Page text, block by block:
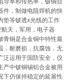
件，制做电阻焊机的快
垫等铍透x光线的工作
天，军用，电子器
青铜是合金铜中特性最
，耐磨损，抗腐蚀，无
泛运用于国防安全，仪
产中铍铜锡铝合金被用
下仍保持稳定的延展性